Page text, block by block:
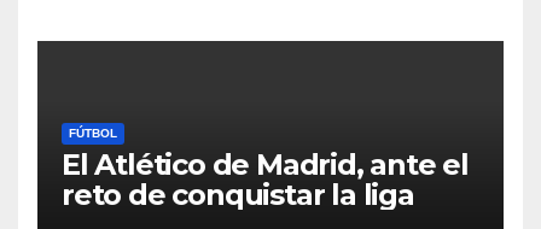
FÚTBOL
El Atlético de Madrid, ante el
reto de conquistar la liga